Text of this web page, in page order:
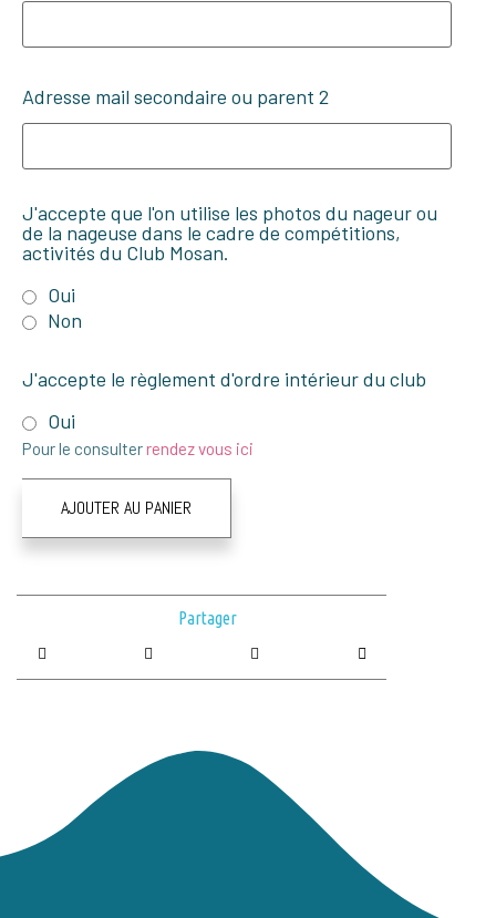
Adresse mail secondaire ou parent 2
J'accepte que l'on utilise les photos du nageur ou
de la nageuse dans le cadre de compétitions,
activités du Club Mosan.
Oui
Non
J'accepte le règlement d'ordre intérieur du club
Oui
Pour le consulter rendez vous ici
AJOUTER AU PANIER
Partager